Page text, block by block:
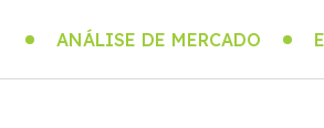
ANÁLISE DE MERCADO